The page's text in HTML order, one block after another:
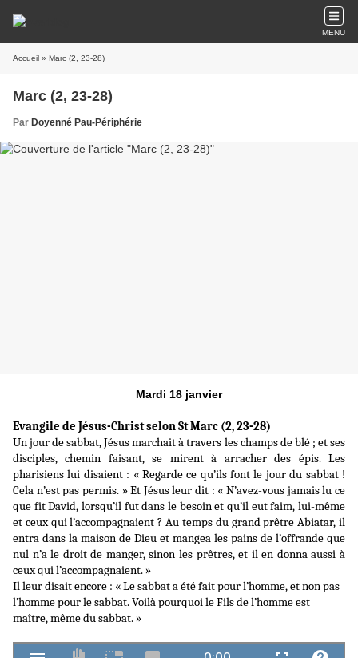
MENU
Accueil » Marc (2, 23-28)
Marc (2, 23-28)
Par Doyenné Pau-Périphérie
Mardi 18 janvier
Evangile de Jésus-Christ selon St Marc (2, 23-28)
Un jour de sabbat, Jésus marchait à travers les champs de blé ; et ses
disciples, chemin faisant, se mirent à arracher des épis. Les
pharisiens lui disaient : « Regarde ce qu’ils font le jour du sabbat !
Cela n’est pas permis. » Et Jésus leur dit : « N’avez-vous jamais lu ce
que fit David, lorsqu’il fut dans le besoin et qu’il eut faim, lui-même
et ceux qui l’accompagnaient ? Au temps du grand prêtre Abiatar, il
entra dans la maison de Dieu et mangea les pains de l’offrande que
nul n’a le droit de manger, sinon les prêtres, et il en donna aussi à
ceux qui l’accompagnaient. »
Il leur disait encore : « Le sabbat a été fait pour l’homme, et non pas
l’homme pour le sabbat. Voilà pourquoi le Fils de l’homme est
maître, même du sabbat. »